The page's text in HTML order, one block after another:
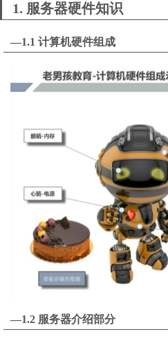
1. 服务器硬件知识
—1.1 计算机硬件组成
—1.2 服务器介绍部分